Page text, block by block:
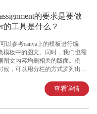
的要求是要做
的工具是什么？
以参考canva上的模板进行编
模板中的图文。同时，我们也需
图文内容增删相关的版面。例
候，可以用分栏的方式罗列出理
Canva的素材库可以满足我们
查看详情